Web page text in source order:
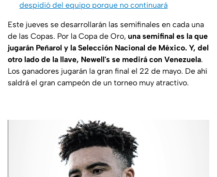
despidió del equipo porque no continuará
Este jueves se desarrollarán las semifinales en cada una
de las Copas. Por la Copa de Oro, una semifinal es la que
jugarán Peñarol y la Selección Nacional de México. Y, del
otro lado de la llave, Newell's se medirá con Venezuela.
Los ganadores jugarán la gran final el 22 de mayo. De ahí
saldrá el gran campeón de un torneo muy atractivo.